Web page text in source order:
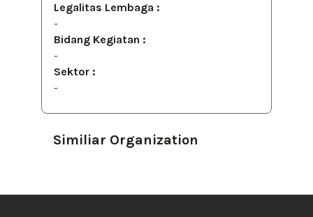
Legalitas Lembaga :
-
Bidang Kegiatan :
-
Sektor :
-
Similiar Organization